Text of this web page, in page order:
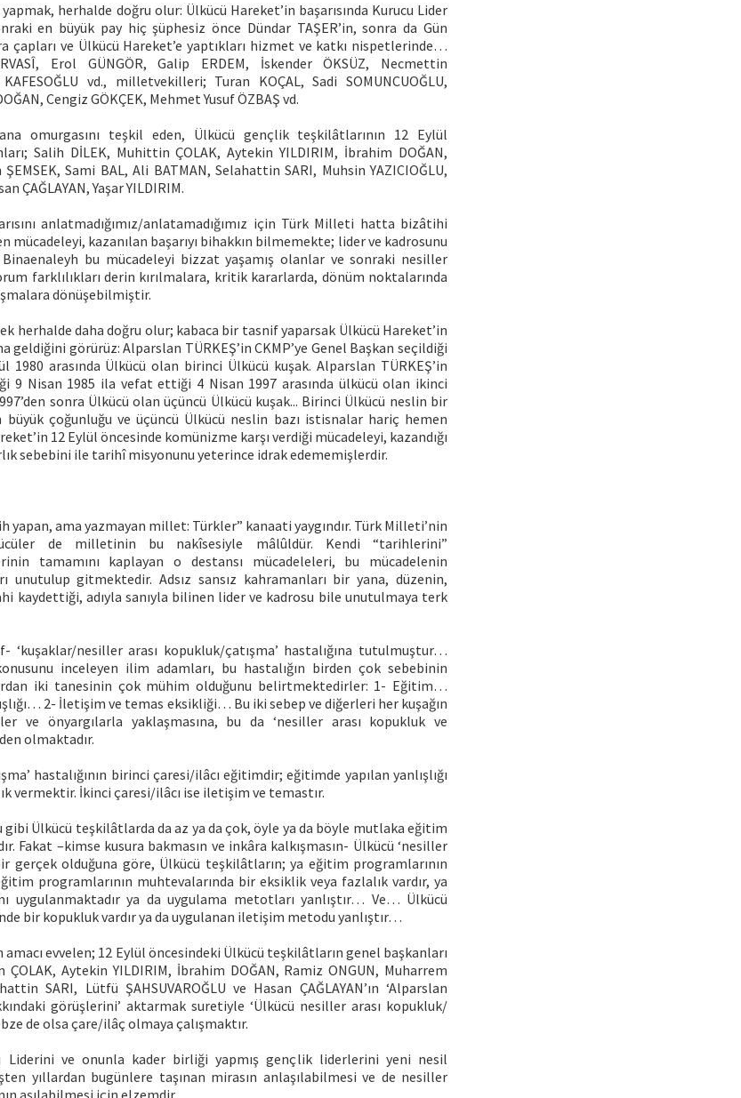
herhalde doğru olur: Ülkücü Hareket’in başarısında Kurucu Lider
en büyük pay hiç şüphesiz önce Dündar TAŞER’in, sonra da Gün
çapları ve Ülkücü Hareket’e yaptıkları hizmet ve katkı nispetlerinde…
Erol GÜNGÖR, Galip ERDEM, İskender ÖKSÜZ, Necmettin
vd., milletvekilleri; Turan KOÇAL, Sadi SOMUNCUOĞLU,
Cengiz GÖKÇEK, Mehmet Yusuf ÖZBAŞ vd.
omurgasını teşkil eden, Ülkücü gençlik teşkilâtlarının 12 Eylül
Salih DİLEK, Muhittin ÇOLAK, Aytekin YILDIRIM, İbrahim DOĞAN,
Sami BAL, Ali BATMAN, Selahattin SARI, Muhsin YAZICIOĞLU,
ÇAĞLAYAN, Yaşar YILDIRIM.
anlatmadığımız/anlatamadığımız için Türk Milleti hatta bizâtihi
mücadeleyi, kazanılan başarıyı bihakkın bilmemekte; lider ve kadrosunu
Binaenaleyh bu mücadeleyi bizzat yaşamış olanlar ve sonraki nesiller
farklılıkları derin kırılmalara, kritik kararlarda, dönüm noktalarında
dönüşebilmiştir.
herhalde daha doğru olur; kabaca bir tasnif yaparsak Ülkücü Hareket’in
geldiğini görürüz: Alparslan TÜRKEŞ’in CKMP’ye Genel Başkan seçildiği
1980 arasında Ülkücü olan birinci Ülkücü kuşak. Alparslan TÜRKEŞ’in
9 Nisan 1985 ila vefat ettiği 4 Nisan 1997 arasında ülkücü olan ikinci
sonra Ülkücü olan üçüncü Ülkücü kuşak... Birinci Ülkücü neslin bir
büyük çoğunluğu ve üçüncü Ülkücü neslin bazı istisnalar hariç hemen
12 Eylül öncesinde komünizme karşı verdiği mücadeleyi, kazandığı
sebebini ile tarihî misyonunu yeterince idrak edememişlerdir.
yapan, ama yazmayan millet: Türkler” kanaati yaygındır. Türk Milleti’nin
de milletinin bu nakîsesiyle mâlûldür. Kendi “tarihlerini”
tamamını kaplayan o destansı mücadeleleri, bu mücadelenin
unutulup gitmektedir. Adsız sansız kahramanları bir yana, düzenin,
kaydettiği, adıyla sanıyla bilinen lider ve kadrosu bile unutulmaya terk
‘kuşaklar/nesiller arası kopukluk/çatışma’ hastalığına tutulmuştur…
inceleyen ilim adamları, bu hastalığın birden çok sebebinin
iki tanesinin çok mühim olduğunu belirtmektedirler: 1- Eğitim…
2- İletişim ve temas eksikliği… Bu iki sebep ve diğerleri her kuşağın
ve önyargılarla yaklaşmasına, bu da ‘nesiller arası kopukluk ve
olmaktadır.
hastalığının birinci çaresi/ilâcı eğitimdir; eğitimde yapılan yanlışlığı
vermektir. İkinci çaresi/ilâcı ise iletişim ve temastır.
Ülkücü teşkilâtlarda da az ya da çok, öyle ya da böyle mutlaka eğitim
Fakat –kimse kusura bakmasın ve inkâra kalkışmasın- Ülkücü ‘nesiller
gerçek olduğuna göre, Ülkücü teşkilâtların; ya eğitim programlarının
programlarının muhtevalarında bir eksiklik veya fazlalık vardır, ya
uygulanmaktadır ya da uygulama metotları yanlıştır… Ve… Ülkücü
bir kopukluk vardır ya da uygulanan iletişim metodu yanlıştır…
amacı evvelen; 12 Eylül öncesindeki Ülkücü teşkilâtların genel başkanları
Aytekin YILDIRIM, İbrahim DOĞAN, Ramiz ONGUN, Muharrem
SARI, Lütfü ŞAHSUVAROĞLU ve Hasan ÇAĞLAYAN’ın ‘Alparslan
görüşlerini’ aktarmak suretiyle ‘Ülkücü nesiller arası kopukluk/
de olsa çare/ilâç olmaya çalışmaktır.
Liderini ve onunla kader birliği yapmış gençlik liderlerini yeni nesil
yıllardan bugünlere taşınan mirasın anlaşılabilmesi ve de nesiller